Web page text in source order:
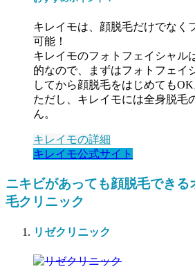
キレイモは、顔脱毛だけでなく
可能！
キレイモのフォトフェイシャル
的なので、まずはフォトフェイ
してから顔脱毛をはじめてもOK
ただし、キレイモには全身脱毛
ん。
キレイモの詳細
キレイモ公式サイト
ニキビがあっても顔脱毛できる
毛クリニック
リゼクリニック